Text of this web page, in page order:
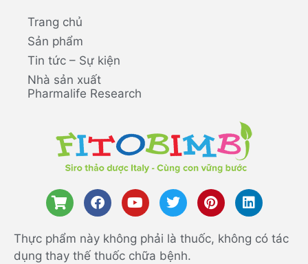
Trang chủ
Sản phẩm
Tin tức – Sự kiện
Nhà sản xuất
Pharmalife Research
Thực phẩm này không phải là thuốc, không có tác
dụng thay thế thuốc chữa bệnh.